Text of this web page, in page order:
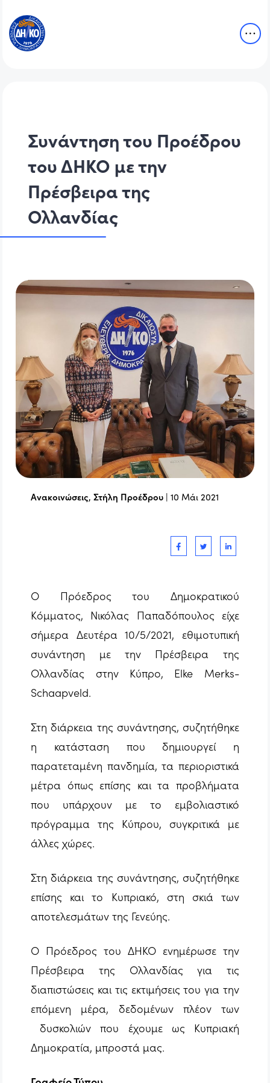
Συνάντηση του Προέδρου
του ΔΗΚΟ με την
Πρέσβειρα της
Ολλανδίας
Ανακοινώσεις,Στήλη Προέδρου |10 Μάι 2021
Ο Πρόεδρος του Δημοκρατικού
Κόμματος, Νικόλας Παπαδόπουλος είχε
σήμερα Δευτέρα 10/5/2021, εθιμοτυπική
συνάντηση με την Πρέσβειρα της
Ολλανδίας στην Κύπρο, Elke Merks-
Schaapveld.
Στη διάρκεια της συνάντησης, συζητήθηκε
η κατάσταση που δημιουργεί η
παρατεταμένη πανδημία, τα περιοριστικά
μέτρα όπως επίσης και τα προβλήματα
που υπάρχουν με το εμβολιαστικό
πρόγραμμα της Κύπρου, συγκριτικά με
άλλες χώρες.
Στη διάρκεια της συνάντησης, συζητήθηκε
επίσης και το Κυπριακό, στη σκιά των
αποτελεσμάτων της Γενεύης.
Ο Πρόεδρος του ΔΗΚΟ ενημέρωσε την
Πρέσβειρα της Ολλανδίας για τις
διαπιστώσεις και τις εκτιμήσεις του για την
επόμενη μέρα, δεδομένων πλέον των
δυσκολιών που έχουμε ως Κυπριακή
Δημοκρατία, μπροστά μας.